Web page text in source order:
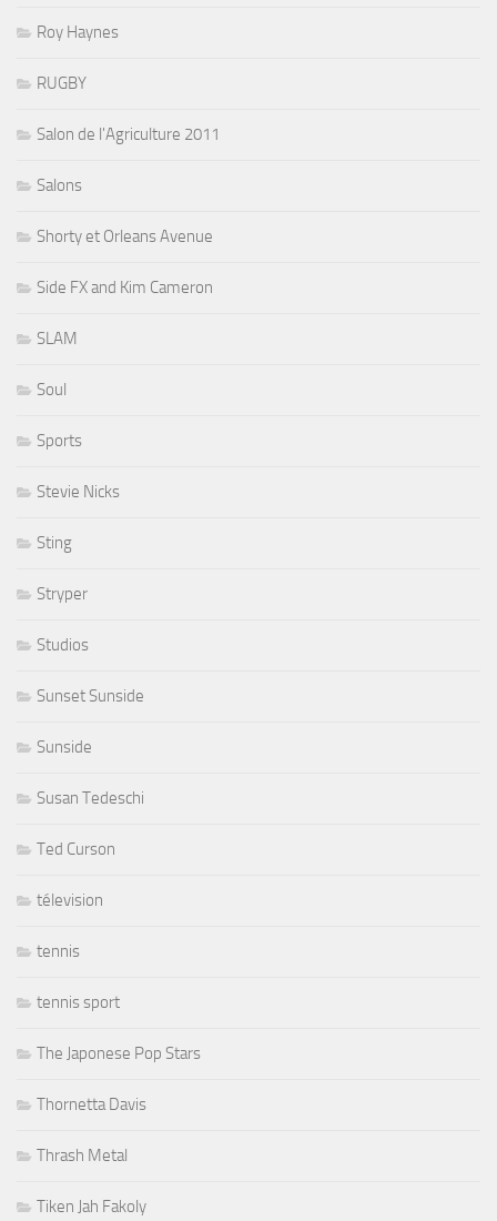
Roy Haynes
RUGBY
Salon de l'Agriculture 2011
Salons
Shorty et Orleans Avenue
Side FX and Kim Cameron
SLAM
Soul
Sports
Stevie Nicks
Sting
Stryper
Studios
Sunset Sunside
Sunside
Susan Tedeschi
Ted Curson
télevision
tennis
tennis sport
The Japonese Pop Stars
Thornetta Davis
Thrash Metal
Tiken Jah Fakoly